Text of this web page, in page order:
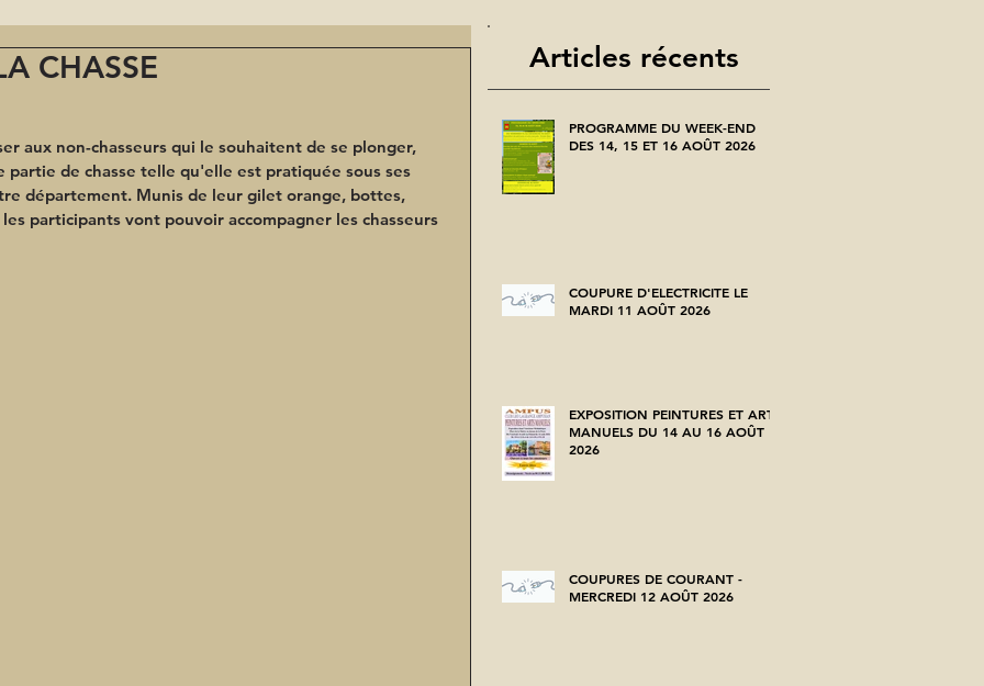
CHASSE
aux non-chasseurs qui le souhaitent de se plonger,
de chasse telle qu'elle est pratiquée sous ses
département. Munis de leur gilet orange, bottes,
participants vont pouvoir accompagner les chasseurs
Articles récents
PROGRAMME DU WEEK-END
DES 14, 15 ET 16 AOÛT 2026
COUPURE D'ELECTRICITE LE
MARDI 11 AOÛT 2026
EXPOSITION PEINTURES ET ARTS
MANUELS DU 14 AU 16 AOÛT
2026
COUPURES DE COURANT -
MERCREDI 12 AOÛT 2026